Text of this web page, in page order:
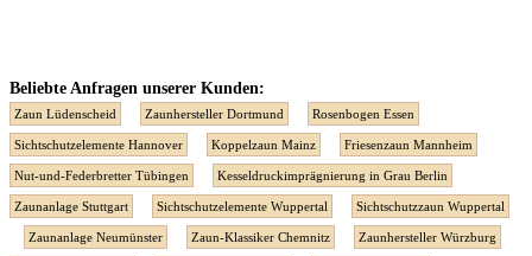
Beliebte Anfragen unserer Kunden:
Zaun Lüdenscheid Zaunhersteller Dortmund Rosenbogen Essen
Sichtschutzelemente Hannover Koppelzaun Mainz Friesenzaun Mannheim
Nut-und-Federbretter Tübingen Kesseldruckimprägnierung in Grau Berlin
Zaunanlage Stuttgart Sichtschutzelemente Wuppertal Sichtschutzzaun Wuppertal
Zaunanlage Neumünster Zaun-Klassiker Chemnitz Zaunhersteller Würzburg